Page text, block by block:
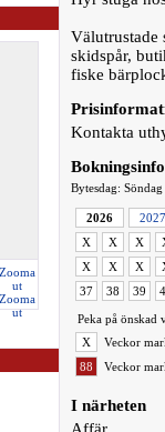
Välutrustade
skidspår,
fiske
Kontakta
Bytesdag: Söndag
2026
2027
X
X X
X
X X
37
38 39
Peka på önskad
X
Veckor
88
Veckor
I närheten